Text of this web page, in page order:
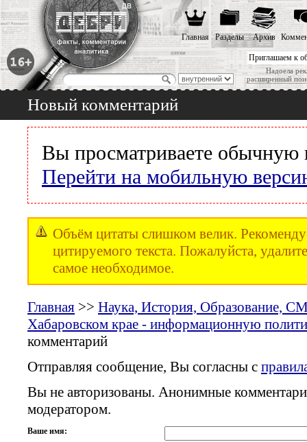
Приглашаем к
Надоела
расширенный
Главная Разделы Архив
Новый комментарий
Вы просматриваете обычную
Перейти на мобильную
Объём цитаты слишком велик.
цитируемого текста. Пожалуйста,
самое необходимое.
Главная >> Наука, История, Образование,
Хабаровском крае - информационную
комментарий
Отправляя сообщение, Вы согласны с
Вы не авторизованы. Анонимные
модератором.
Ваше имя: